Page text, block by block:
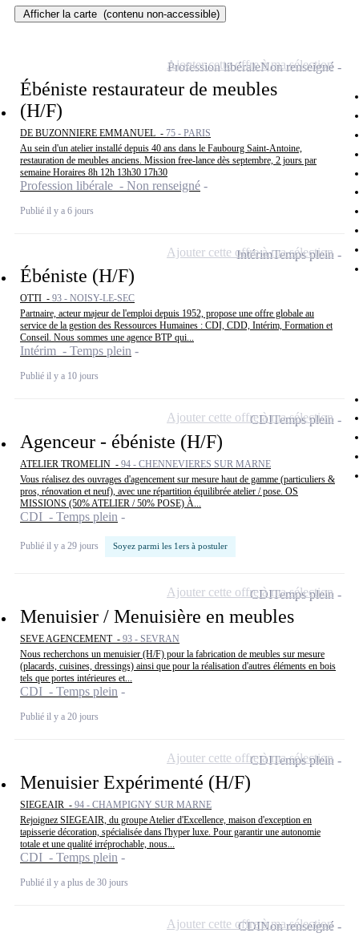
Afficher la carte (contenu non-accessible)
Ébéniste restaurateur de meubles
(H/F)
DE BUZONNIERE EMMANUEL - 75 - PARIS
Au sein d'un atelier installé depuis 40 ans dans le Faubourg Saint-Antoine,
restauration de meubles anciens. Mission free-lance dès septembre, 2 jours par
semaine Horaires 8h 12h 13h30 17h30
Profession libérale - Non renseigné
Publié il y a 6 jours
Profession libéraleNon renseigné
Ajouter cette offre à ma sélection
Ébéniste (H/F)
OTTI - 93 - NOISY-LE-SEC
Partnaire, acteur majeur de l'emploi depuis 1952, propose une offre globale au
service de la gestion des Ressources Humaines : CDI, CDD, Intérim, Formation et
Conseil. Nous sommes une agence BTP qui...
Intérim - Temps plein
Publié il y a 10 jours
IntérimTemps plein
Ajouter cette offre à ma sélection
Agenceur - ébéniste (H/F)
ATELIER TROMELIN - 94 - CHENNEVIERES SUR MARNE
Vous réalisez des ouvrages d'agencement sur mesure haut de gamme (particuliers &
pros, rénovation et neuf), avec une répartition équilibrée atelier / pose. OS
MISSIONS (50% ATELIER / 50% POSE) À...
CDI - Temps plein
Publié il y a 29 jours Soyez parmi les 1ers à postuler
CDITemps plein
Ajouter cette offre à ma sélection
Menuisier / Menuisière en meubles
SEVE AGENCEMENT - 93 - SEVRAN
Nous recherchons un menuisier (H/F) pour la fabrication de meubles sur mesure
(placards, cuisines, dressings) ainsi que pour la réalisation d'autres éléments en bois
tels que portes intérieures et...
CDI - Temps plein
Publié il y a 20 jours
CDITemps plein
Ajouter cette offre à ma sélection
Menuisier Expérimenté (H/F)
SIEGEAIR - 94 - CHAMPIGNY SUR MARNE
Rejoignez SIEGEAIR, du groupe Atelier d'Excellence, maison d'exception en
tapisserie décoration, spécialisée dans l'hyper luxe. Pour garantir une autonomie
totale et une qualité irréprochable, nous...
CDI - Temps plein
Publié il y a plus de 30 jours
CDITemps plein
Ajouter cette offre à ma sélection
CDINon renseigné
Ajouter cette offre à ma sélection